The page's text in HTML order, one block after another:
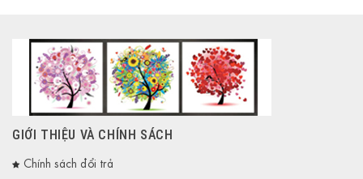
GIỚI THIỆU VÀ CHÍNH SÁCH
Chính sách đổi trả